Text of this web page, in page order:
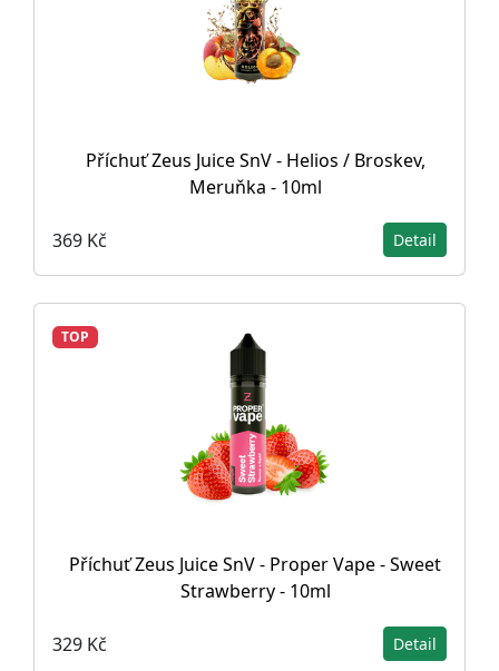
Příchuť Zeus Juice SnV - Helios / Broskev,
Meruňka - 10ml
369 Kč Detail
TOP
Příchuť Zeus Juice SnV - Proper Vape - Sweet
Strawberry - 10ml
329 Kč Detail